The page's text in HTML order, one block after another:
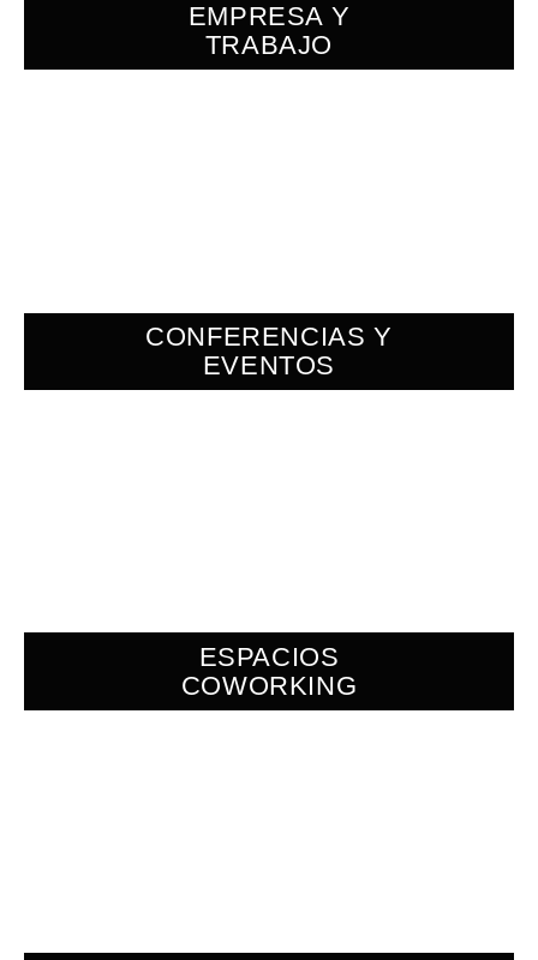
EMPRESA Y
TRABAJO
CONFERENCIAS Y
EVENTOS
ESPACIOS
COWORKING